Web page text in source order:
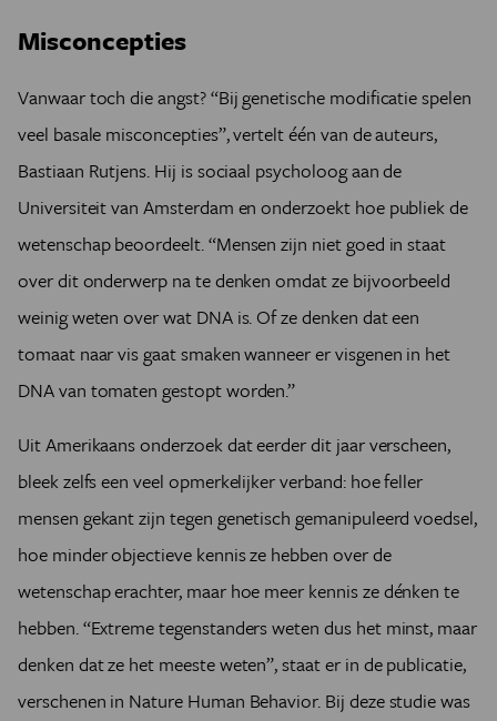
Misconcepties
Vanwaar toch die angst? “Bij genetische modificatie spelen
veel basale misconcepties”, vertelt één van de auteurs,
Bastiaan Rutjens. Hij is sociaal psycholoog aan de
Universiteit van Amsterdam en onderzoekt hoe publiek de
wetenschap beoordeelt. “Mensen zijn niet goed in staat
over dit onderwerp na te denken omdat ze bijvoorbeeld
weinig weten over wat DNA is. Of ze denken dat een
tomaat naar vis gaat smaken wanneer er visgenen in het
DNA van tomaten gestopt worden.”
Uit Amerikaans onderzoek dat eerder dit jaar verscheen,
bleek zelfs een veel opmerkelijker verband: hoe feller
mensen gekant zijn tegen genetisch gemanipuleerd voedsel,
hoe minder objectieve kennis ze hebben over de
wetenschap erachter, maar hoe meer kennis ze dénken te
hebben. “Extreme tegenstanders weten dus het minst, maar
denken dat ze het meeste weten”, staat er in de publicatie,
verschenen in Nature Human Behavior. Bij deze studie was